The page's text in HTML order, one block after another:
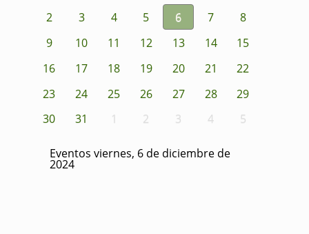
2
3 4 5 6 7
8
9
10 11 12 13 14
15
16
17 18 19 20 21
22
23
24 25 26 27 28
29
30
31 1 2 3 4 5
Eventos viernes, 6 de diciembre de
2024